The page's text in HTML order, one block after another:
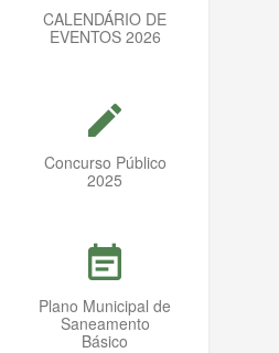
CALENDÁRIO DE
EVENTOS 2026
mode_edit
Concurso Público
2025
event_note
Plano Municipal de
Saneamento
Básico